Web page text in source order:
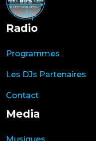
Radio
Programmes
Les DJs Partenaires
Contact
Media